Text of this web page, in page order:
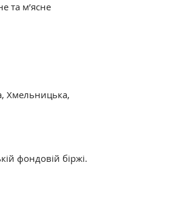
та м’ясне
Хмельницька,
фондовій біржі.